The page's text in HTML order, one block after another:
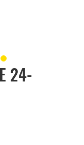
24-